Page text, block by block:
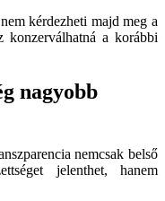
kérdezheti majd meg a
konzerválhatná a korábbi
nagyobb
nemcsak belső
jelenthet, hanem